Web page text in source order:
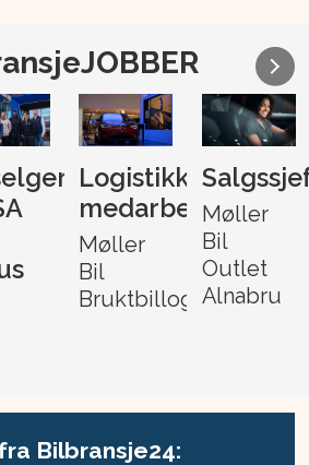
Logistikk-
medarbeider
Møller
Bil
Bruktbillogistikk
Møller
Bil
Outlet
Alnabru
Bilbransje24: